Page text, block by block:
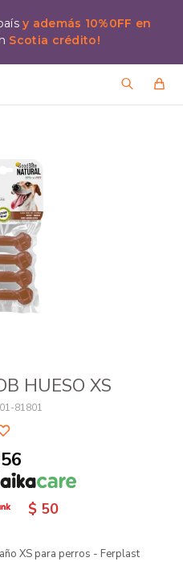
y además 10%0FF en
Scotia crédito!
HUESO XS
81801
56
$ 50
XS para perros - Ferplast